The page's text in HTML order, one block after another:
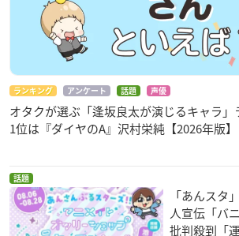
ランキング アンケート 話題 声優
オタクが選ぶ「逢坂良太が演じるキャラ」
1位は『ダイヤのA』沢村栄純【2026年版】
話題
「あんスタ
人宣伝「バ
批判殺到「